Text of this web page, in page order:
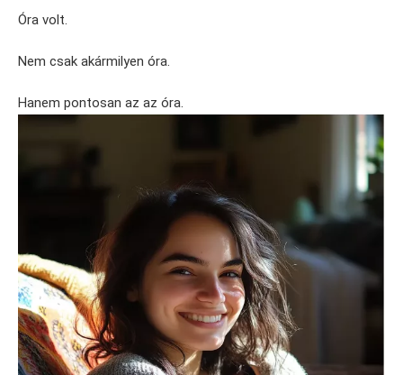
Óra volt.
Nem csak akármilyen óra.
Hanem pontosan az az óra.